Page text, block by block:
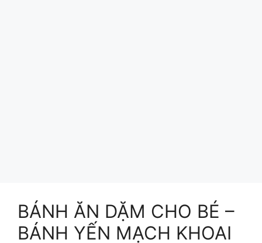
BÁNH ĂN DẶM CHO BÉ –
BÁNH YẾN MẠCH KHOAI